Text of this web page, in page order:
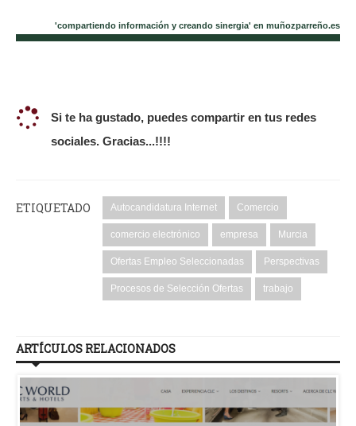
'compartiendo información y creando sinergia' en muñozparreño.es
Si te ha gustado, puedes compartir en tus redes
sociales. Gracias...!!!!
ETIQUETADO Autocandidatura Internet Comercio
comercio electrónico empresa Murcia
Ofertas Empleo Seleccionadas Perspectivas
Procesos de Selección Ofertas trabajo
ARTÍCULOS RELACIONADOS